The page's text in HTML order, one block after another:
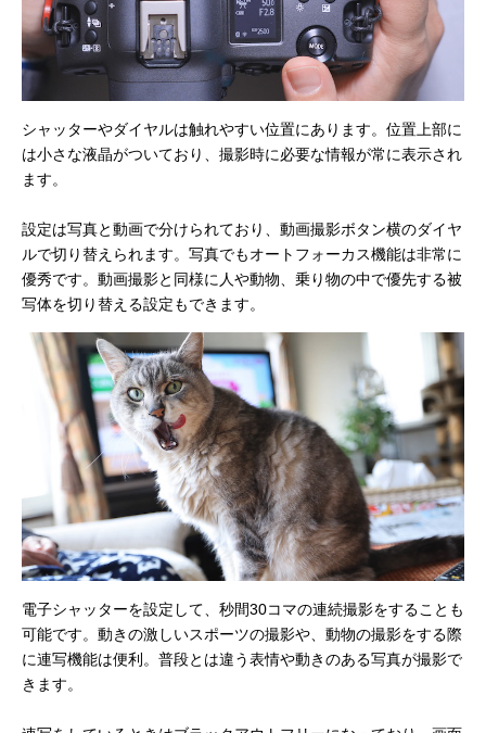
シャッターやダイヤルは触れやすい位置にあります。位置上部に
は小さな液晶がついており、撮影時に必要な情報が常に表示され
ます。
設定は写真と動画で分けられており、動画撮影ボタン横のダイヤ
ルで切り替えられます。写真でもオートフォーカス機能は非常に
優秀です。動画撮影と同様に人や動物、乗り物の中で優先する被
写体を切り替える設定もできます。
電子シャッターを設定して、秒間30コマの連続撮影をすることも
可能です。動きの激しいスポーツの撮影や、動物の撮影をする際
に連写機能は便利。普段とは違う表情や動きのある写真が撮影で
きます。